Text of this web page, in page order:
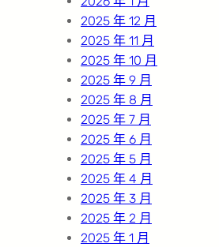
2025 年 12 月
2025 年 11 月
2025 年 10 月
2025 年 9 月
2025 年 8 月
2025 年 7 月
2025 年 6 月
2025 年 5 月
2025 年 4 月
2025 年 3 月
2025 年 2 月
2025 年 1 月